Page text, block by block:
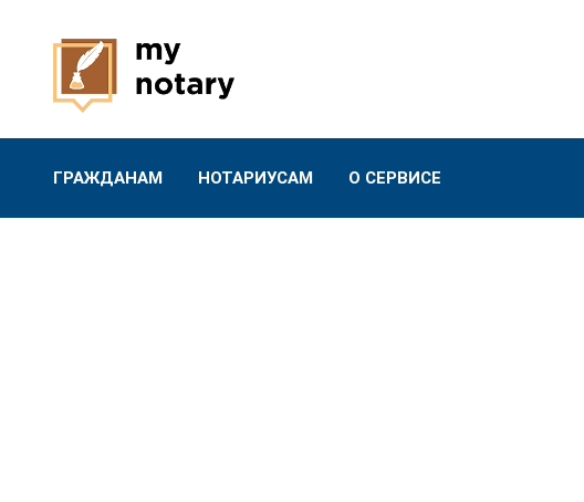
ГРАЖДАНАМ НОТАРИУСАМ О СЕРВИСЕ